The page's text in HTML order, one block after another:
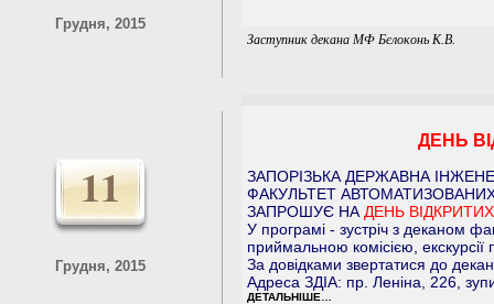
Грудня, 2015
Заступник декана МФ Бєлоконь К.В.
11
Грудня, 2015
ДЕНЬ
ЗАПОРІЗЬКА ДЕРЖАВНА
ФАКУЛЬТЕТ
ЗАПРОШУЄ НА ДЕНЬ ВІДКРИТИХ
У програмі - зустріч з деканом
приймальною комісією,
За довідками звертатися до
Адреса ЗДІА: пр. Леніна, 226,
ДЕТАЛЬНІШЕ…